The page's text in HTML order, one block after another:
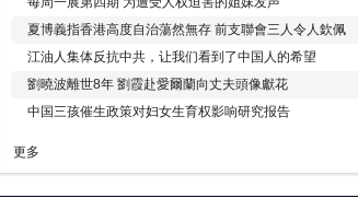
夏博義指香港高度自治蕩然無存 前支聯會三人令人欽佩
江油人集体反抗中共，让我们看到了中国人的希望
劉曉波離世8年 劉霞赴愛爾蘭向丈夫頭像獻花
中国三孩催生政策对妇女生育权影响研究报告
更多